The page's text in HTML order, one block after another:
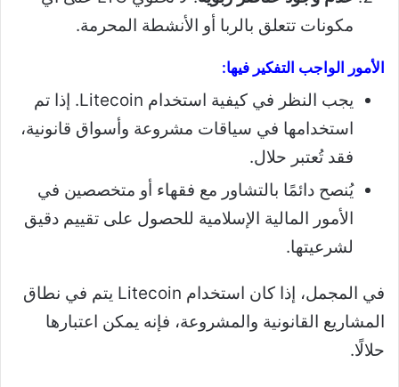
مكونات تتعلق بالربا أو الأنشطة المحرمة.
الأمور الواجب التفكير فيها:
يجب النظر في كيفية استخدام Litecoin. إذا تم
استخدامها في سياقات مشروعة وأسواق قانونية،
فقد تُعتبر حلال.
يُنصح دائمًا بالتشاور مع فقهاء أو متخصصين في
الأمور المالية الإسلامية للحصول على تقييم دقيق
لشرعيتها.
في المجمل، إذا كان استخدام Litecoin يتم في نطاق
المشاريع القانونية والمشروعة، فإنه يمكن اعتبارها
حلالًا.